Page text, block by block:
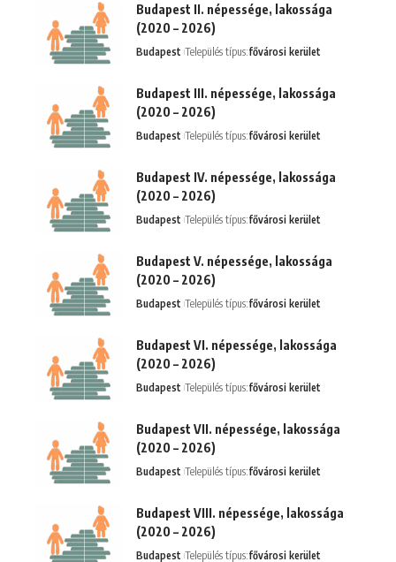
Budapest II. népessége, lakossága
(2020 – 2026)
Budapest Település típus:fővárosi kerület
Budapest III. népessége, lakossága
(2020 – 2026)
Budapest Település típus:fővárosi kerület
Budapest IV. népessége, lakossága
(2020 – 2026)
Budapest Település típus:fővárosi kerület
Budapest V. népessége, lakossága
(2020 – 2026)
Budapest Település típus:fővárosi kerület
Budapest VI. népessége, lakossága
(2020 – 2026)
Budapest Település típus:fővárosi kerület
Budapest VII. népessége, lakossága
(2020 – 2026)
Budapest Település típus:fővárosi kerület
Budapest VIII. népessége, lakossága
(2020 – 2026)
Budapest Település típus:fővárosi kerület